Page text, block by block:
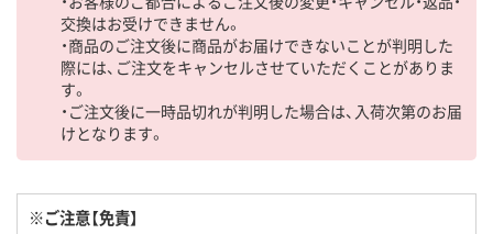
交換はお受けできません。
・商品のご注文後に商品がお届けできないことが判明した
際には、ご注文をキャンセルさせていただくことがありま
す。
・ご注文後に一時品切れが判明した場合は、入荷次第のお届
けとなります。
※ご注意【免責】